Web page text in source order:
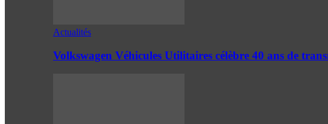
Actualités
Volkswagen Véhicules Utilitaires célèbre 40 ans de